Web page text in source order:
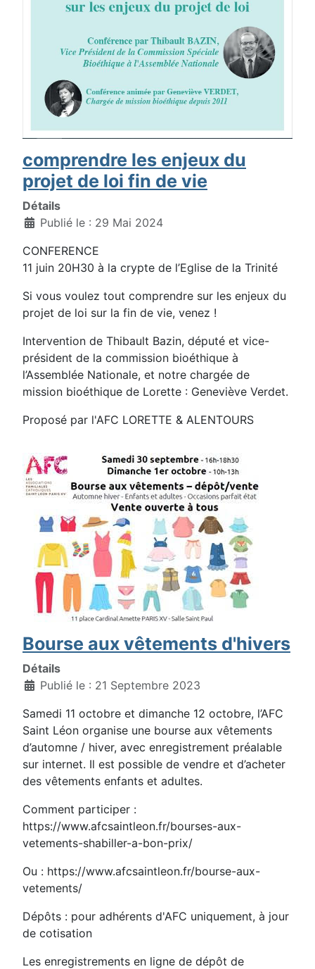
comprendre les enjeux du
projet de loi fin de vie
Détails
Publié le : 29 Mai 2024
CONFERENCE
11 juin 20H30 à la crypte de l’Eglise de la Trinité
Si vous voulez tout comprendre sur les enjeux du
projet de loi sur la fin de vie, venez !
Intervention de Thibault Bazin, député et vice-
président de la commission bioéthique à
l’Assemblée Nationale, et notre chargée de
mission bioéthique de Lorette : Geneviève Verdet.
Proposé par l'AFC LORETTE & ALENTOURS
Bourse aux vêtements d'hivers
Détails
Publié le : 21 Septembre 2023
Samedi 11 octobre et dimanche 12 octobre, l’AFC
Saint Léon organise une bourse aux vêtements
d’automne / hiver, avec enregistrement préalable
sur internet. Il est possible de vendre et d’acheter
des vêtements enfants et adultes.
Comment participer :
https://www.afcsaintleon.fr/bourses-aux-
vetements-shabiller-a-bon-prix/
Ou : https://www.afcsaintleon.fr/bourse-aux-
vetements/
Dépôts : pour adhérents d'AFC uniquement, à jour
de cotisation
Les enregistrements en ligne de dépôt de